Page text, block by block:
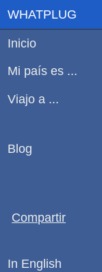
WHATPLUG
Inicio
Mi país es ...
Viajo a ...
Blog
Compartir
In English